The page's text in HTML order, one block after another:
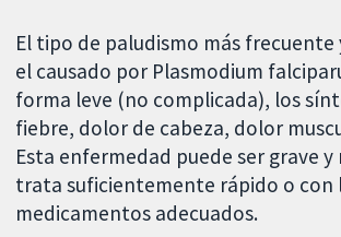
El tipo de paludismo más frecuente
el causado por Plasmodium
forma leve (no complicada), los
fiebre, dolor de cabeza, dolor
Esta enfermedad puede ser grave
trata suficientemente rápido o con
medicamentos adecuados.